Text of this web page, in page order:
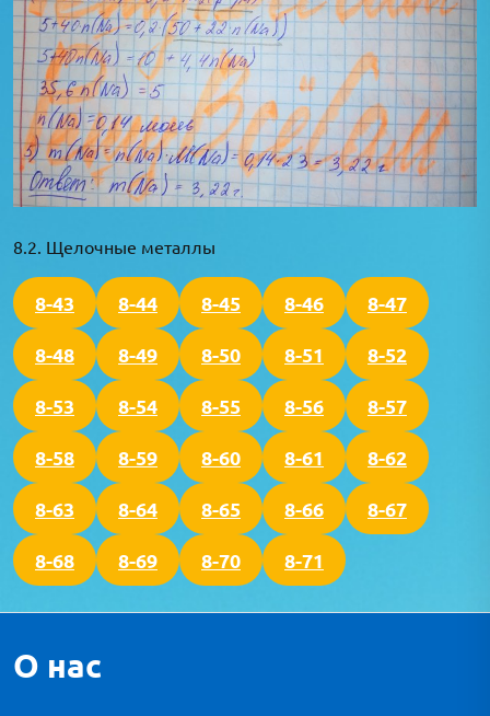
8.2. Щелочные металлы
8-43 8-44 8-45 8-46 8-47
8-48 8-49 8-50 8-51 8-52
8-53 8-54 8-55 8-56 8-57
8-58 8-59 8-60 8-61 8-62
8-63 8-64 8-65 8-66 8-67
8-68 8-69 8-70 8-71
О нас